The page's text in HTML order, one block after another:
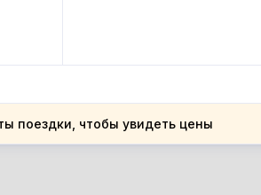
поездки, чтобы увидеть цены